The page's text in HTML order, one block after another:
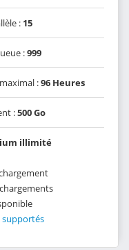
: 15
:999
:96 Heures
:500 Go
illimité
supportés